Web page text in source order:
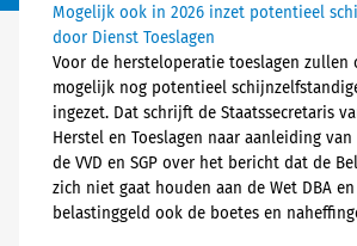
Mogelijk ook in 2026 inzet potentieel
door Dienst Toeslagen
Voor de hersteloperatie toeslagen zullen
mogelijk nog potentieel
ingezet. Dat schrijft de Staatssecretaris
Herstel en Toeslagen naar aanleiding van
de VVD en SGP over het bericht dat de
zich niet gaat houden aan de Wet DBA
belastinggeld ook de boetes en